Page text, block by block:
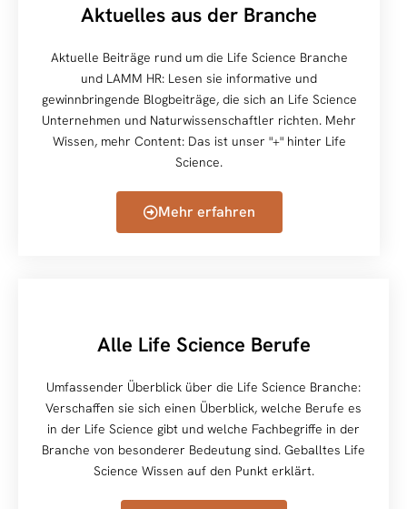
Aktuelles aus der Branche
Aktuelle Beiträge rund um die Life Science Branche
und LAMM HR: Lesen sie informative und
gewinnbringende Blogbeiträge, die sich an Life Science
Unternehmen und Naturwissenschaftler richten. Mehr
Wissen, mehr Content: Das ist unser "+" hinter Life
Science.
Mehr erfahren
Alle Life Science Berufe
Umfassender Überblick über die Life Science Branche:
Verschaffen sie sich einen Überblick, welche Berufe es
in der Life Science gibt und welche Fachbegriffe in der
Branche von besonderer Bedeutung sind. Geballtes Life
Science Wissen auf den Punkt erklärt.